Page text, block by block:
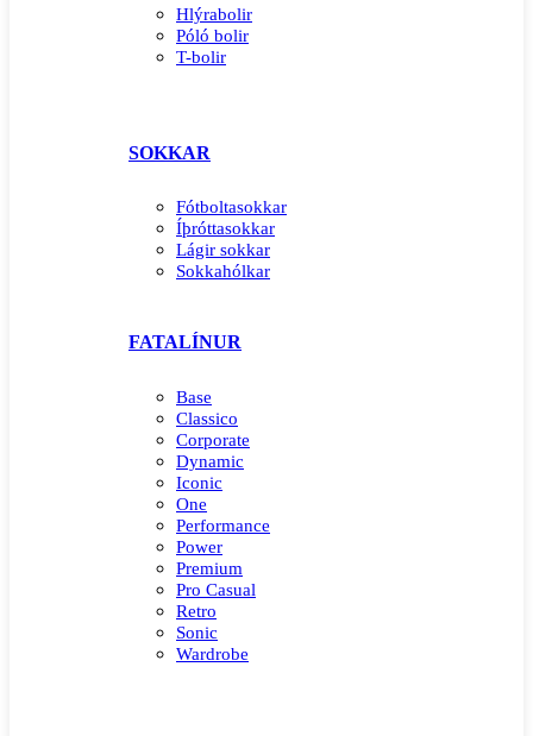
Hlýrabolir
Póló bolir
T-bolir
SOKKAR
Fótboltasokkar
Íþróttasokkar
Lágir sokkar
Sokkahólkar
FATALÍNUR
Base
Classico
Corporate
Dynamic
Iconic
One
Performance
Power
Premium
Pro Casual
Retro
Sonic
Wardrobe